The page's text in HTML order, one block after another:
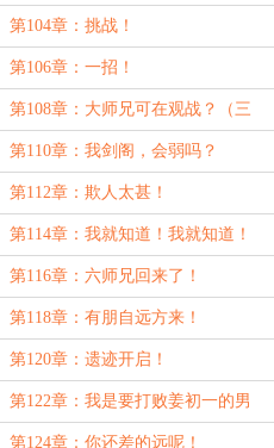
更）
第104章：挑战！
第106章：一招！
第108章：大师兄可在观战？（三
更！）
第110章：我剑阁，会弱吗？
第112章：欺人太甚！
第114章：我就知道！我就知道！
第116章：六师兄回来了！
第118章：有朋自远方来！
第120章：遗迹开启！
第122章：我是要打败姜初一的男
人！
第124章：你还差的远呢！